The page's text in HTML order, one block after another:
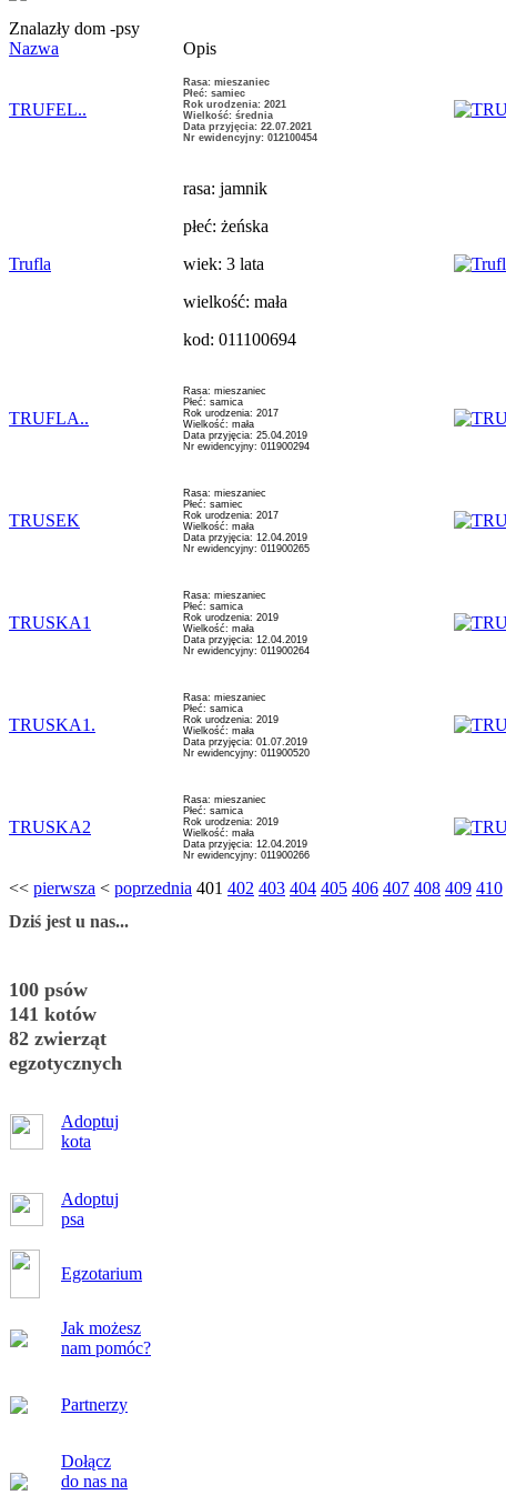
Znalazły dom -psy
Nazwa
Opis
TRUFEL..
Rasa: mieszaniec
Płeć: samiec
Rok urodzenia: 2021
Wielkość: średnia
Data przyjęcia: 22.07.2021
Nr ewidencyjny: 012100454
Trufla
rasa: jamnik
płeć: żeńska
wiek: 3 lata
wielkość: mała
kod: 011100694
TRUFLA..
Rasa: mieszaniec
Płeć: samica
Rok urodzenia: 2017
Wielkość: mała
Data przyjęcia: 25.04.2019
Nr ewidencyjny: 011900294
TRUSEK
Rasa: mieszaniec
Płeć: samiec
Rok urodzenia: 2017
Wielkość: mała
Data przyjęcia: 12.04.2019
Nr ewidencyjny: 011900265
TRUSKA1
Rasa: mieszaniec
Płeć: samica
Rok urodzenia: 2019
Wielkość: mała
Data przyjęcia: 12.04.2019
Nr ewidencyjny: 011900264
TRUSKA1.
Rasa: mieszaniec
Płeć: samica
Rok urodzenia: 2019
Wielkość: mała
Data przyjęcia: 01.07.2019
Nr ewidencyjny: 011900520
TRUSKA2
Rasa: mieszaniec
Płeć: samica
Rok urodzenia: 2019
Wielkość: mała
Data przyjęcia: 12.04.2019
Nr ewidencyjny: 011900266
<< pierwsza < poprzednia 401 402 403 404 405 406 407 408 409 410
Dziś jest u nas...
100 psów
141 kotów
82 zwierząt
egzotycznych
Adoptuj
kota
Adoptuj
psa
Egzotarium
Jak możesz
nam pomóc?
Partnerzy
Dołącz
do nas na